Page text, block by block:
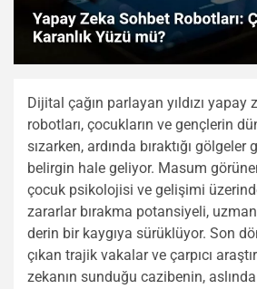
Dijital çağın parlayan yıldızı yapay
robotları, çocukların ve gençlerin
sızarken, ardında bıraktığı gölgeler
belirgin hale geliyor. Masum
çocuk psikolojisi ve gelişimi
zararlar bırakma potansiyeli,
derin bir kaygıya sürüklüyor. Son
çıkan trajik vakalar ve çarpıcı
zekanın sunduğu cazibenin,